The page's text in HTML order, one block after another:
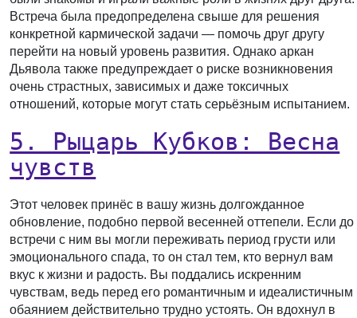
Встреча была предопределена свыше для решения
конкретной кармической задачи — помочь друг другу
перейти на новый уровень развития. Однако аркан
Дьявола также предупреждает о риске возникновения
очень страстных, зависимых и даже токсичных
отношений, которые могут стать серьёзным испытанием.
5. Рыцарь Кубков: Весна
чувств
Этот человек принёс в вашу жизнь долгожданное
обновление, подобно первой весенней оттепели. Если до
встречи с ним вы могли переживать период грусти или
эмоционального спада, то он стал тем, кто вернул вам
вкус к жизни и радость. Вы поддались искренним
чувствам, ведь перед его романтичным и идеалистичным
обаянием действительно трудно устоять. Он вдохнул в